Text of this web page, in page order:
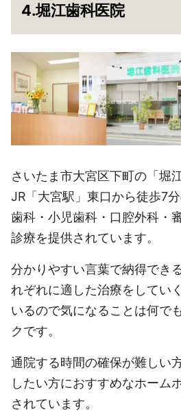
4.堀江歯科医院
さいたま市大宮区下町の「堀
JR「大宮駅」東口から徒歩7
歯科・小児歯科・口腔外科・
診療を提供されています。
分かりやすい言葉で納得でき
れぞれに適した治療をしてい
いるので気になることは何で
クです。
通院する時間の確保が難しい
したい方におすすめなホーム
されています。